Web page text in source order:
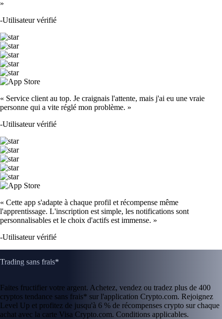
»
-Utilisateur vérifié
« Service client au top. Je craignais l'attente, mais j'ai eu une vraie
personne qui a vite réglé mon problème. »
-Utilisateur vérifié
« Cette app s'adapte à chaque profil et récompense même
l'apprentissage. L'inscription est simple, les notifications sont
personnalisables et le choix d'actifs est immense. »
-Utilisateur vérifié
Trading sans frais*
Faites fructifier votre argent. Achetez, vendez ou tradez plus de 400
cryptos tendance sans frais* sur l'application Crypto.com. Rejoignez
Level Up et profitez de jusqu'à 6 % de récompenses crypto sur chaque
achat avec la carte Visa Crypto.com. Conditions applicables.